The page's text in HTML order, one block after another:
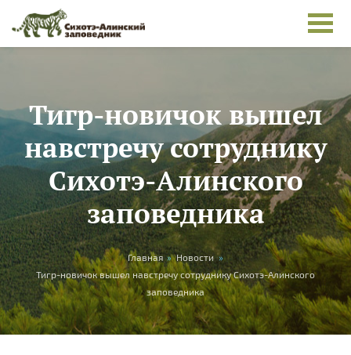
Skip to main content
Тигр-новичок вышел
навстречу сотруднику
Сихотэ-Алинского
заповедника
You are here
Главная » Новости »
Тигр-новичок вышел навстречу сотруднику Сихотэ-Алинского
заповедника